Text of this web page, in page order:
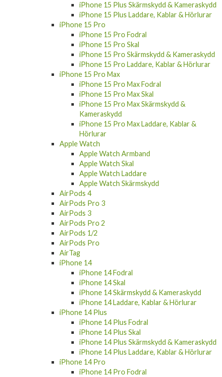
iPhone 15 Plus Skärmskydd & Kameraskydd
iPhone 15 Plus Laddare, Kablar & Hörlurar
iPhone 15 Pro
iPhone 15 Pro Fodral
iPhone 15 Pro Skal
iPhone 15 Pro Skärmskydd & Kameraskydd
iPhone 15 Pro Laddare, Kablar & Hörlurar
iPhone 15 Pro Max
iPhone 15 Pro Max Fodral
iPhone 15 Pro Max Skal
iPhone 15 Pro Max Skärmskydd &
Kameraskydd
iPhone 15 Pro Max Laddare, Kablar &
Hörlurar
Apple Watch
Apple Watch Armband
Apple Watch Skal
Apple Watch Laddare
Apple Watch Skärmskydd
AirPods 4
AirPods Pro 3
AirPods 3
AirPods Pro 2
AirPods 1/2
AirPods Pro
AirTag
iPhone 14
iPhone 14 Fodral
iPhone 14 Skal
iPhone 14 Skärmskydd & Kameraskydd
iPhone 14 Laddare, Kablar & Hörlurar
iPhone 14 Plus
iPhone 14 Plus Fodral
iPhone 14 Plus Skal
iPhone 14 Plus Skärmskydd & Kameraskydd
iPhone 14 Plus Laddare, Kablar & Hörlurar
iPhone 14 Pro
iPhone 14 Pro Fodral